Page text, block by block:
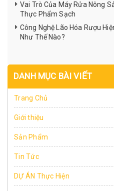
Vai Trò Của Máy Rửa Nông
Thực Phẩm Sạch
Công Nghệ Lão Hóa Rượu
Như Thế Nào?
DANH MỤC BÀI VIẾT
Trang Chủ
Giới thiệu
Sản Phẩm
Tin Tức
DỰ ÁN Thực Hiện